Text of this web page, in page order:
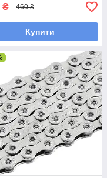
₴ 460 ₴
Купити